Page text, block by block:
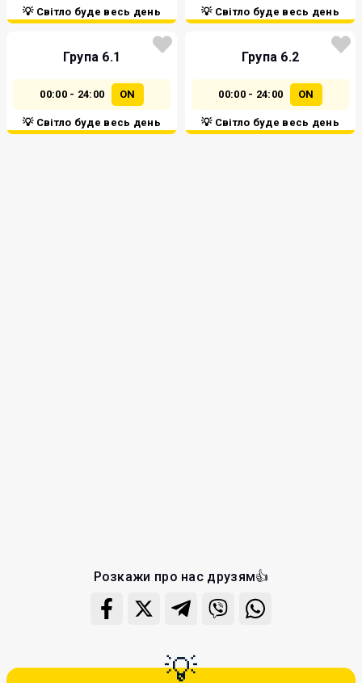
💡 Світло буде весь день 💡 Світло буде весь день
Група 6.1
00:00 - 24:00 ON
💡 Світло буде весь день
Група 6.2
00:00 - 24:00 ON
💡 Світло буде весь день
Розкажи про нас друзям👍